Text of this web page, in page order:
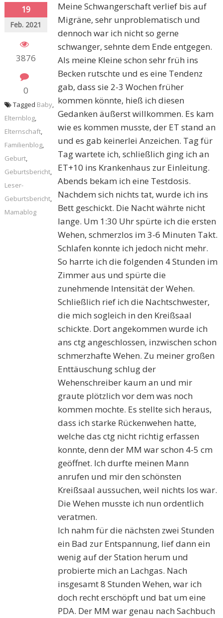
19
Feb. 2021
3876
0
Meine Schwangerschaft verlief bis auf
Migräne, sehr unproblematisch und
dennoch war ich nicht so gerne
schwanger, sehnte dem Ende entgegen.
Als meine Kleine schon sehr früh ins
Becken rutschte und es eine Tendenz
gab, dass sie 2-3 Wochen früher
kommen könnte, hieß ich diesen
Gedanken äußerst willkommen. Es kam
wie es kommen musste, der ET stand an
und es gab keinerlei Anzeichen. Tag für
Tag wartete ich, schließlich ging ich an
ET+10 ins Krankenhaus zur Einleitung.
Abends bekam ich eine Testdosis.
Nachdem sich nichts tat, wurde ich ins
Bett geschickt. Die Nacht währte nicht
lange. Um 1:30 Uhr spürte ich die ersten
Wehen, schmerzlos im 3-6 Minuten Takt.
Schlafen konnte ich jedoch nicht mehr.
So harrte ich die folgenden 4 Stunden im
Zimmer aus und spürte die
zunehmende Intensität der Wehen.
Schließlich rief ich die Nachtschwester,
die mich sogleich in den Kreißsaal
schickte. Dort angekommen wurde ich
ans ctg angeschlossen, inzwischen schon
schmerzhafte Wehen. Zu meiner großen
Enttäuschung schlug der
Wehenschreiber kaum an und mir
graute plötzlich vor dem was noch
kommen mochte. Es stellte sich heraus,
dass ich starke Rückenwehen hatte,
welche das ctg nicht richtig erfassen
konnte, denn der MM war schon 4-5 cm
geöffnet. Ich durfte meinen Mann
anrufen und mir den schönsten
Kreißsaal aussuchen, weil nichts los war.
Die Wehen musste ich nun ordentlich
veratmen.
Ich nahm für die nächsten zwei Stunden
ein Bad zur Entspannung, lief dann ein
wenig auf der Station herum und
probierte mich an Lachgas. Nach
insgesamt 8 Stunden Wehen, war ich
doch recht erschöpft und bat um eine
PDA. Der MM war genau nach Sachbuch
Tagged Baby,
Elternblog,
Elternschaft,
Familienblog,
Geburt,
Geburtsbericht,
Leser-
Geburtsbericht,
Mamablog